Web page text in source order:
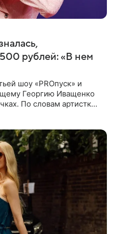
500 рублей: «В нем
шоу «PROпуск» и
Георгию Иващенко
По словам артистки,